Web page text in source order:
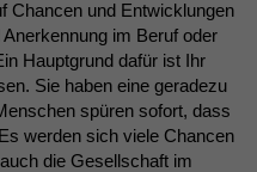
Chancen und Entwicklungen
im Beruf oder
Hauptgrund dafür ist Ihr
Sie haben eine geradezu
spüren sofort, dass
werden sich viele Chancen
die Gesellschaft im